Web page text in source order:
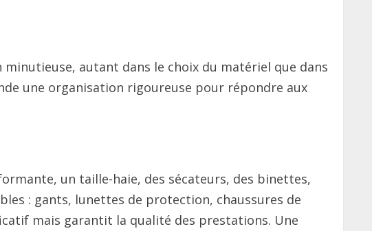
autant dans le choix du matériel que dans
une organisation rigoureuse pour répondre aux
un taille-haie, des sécateurs, des binettes,
: gants, lunettes de protection, chaussures de
mais garantit la qualité des prestations. Une